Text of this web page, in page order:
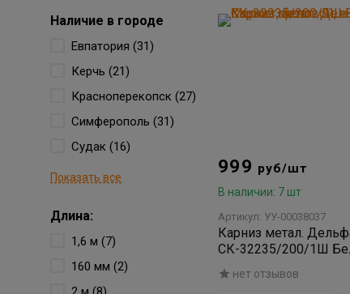
Наличие в городе
Евпатория (31)
Керчь (21)
Красноперекопск (27)
Симферополь (31)
Судак (16)
Показать все
Длина:
1,6 м (7)
160 мм (2)
999 руб/шт
В наличии: 7 шт
Артикул: УУ-00038037
Карниз метал.
СК-32235/200/1Ш
нет отзывов